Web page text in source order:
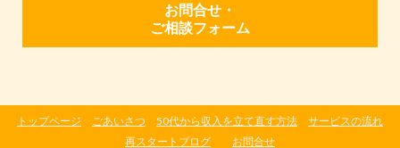
お問合せ・
ご相談フォーム
トップページ ごあいさつ 50代から収入を立て直す方法
サービスの流れ
再スタートブログ
お問合せ